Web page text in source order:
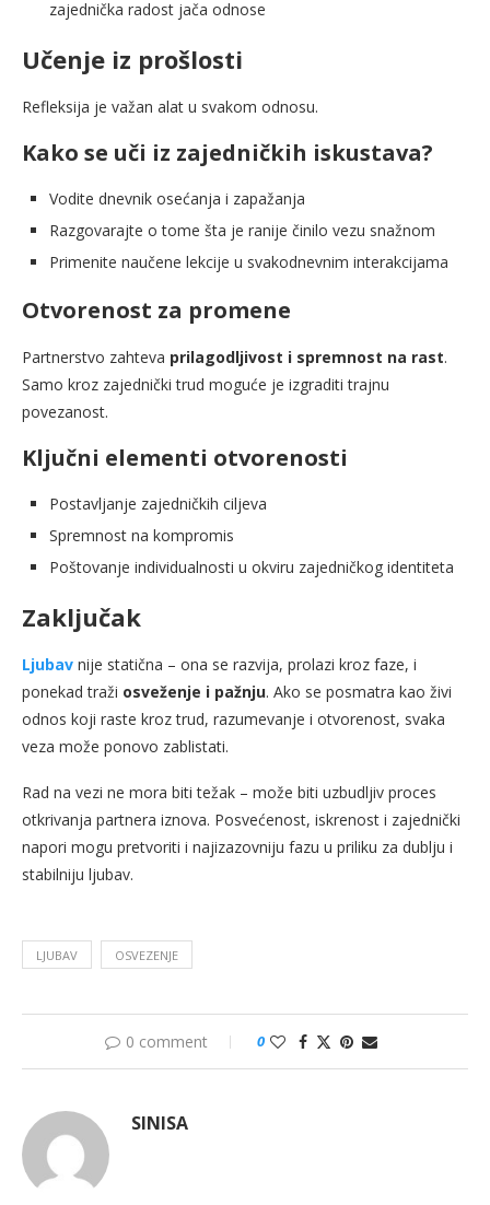
zajednička radost jača odnose
Učenje iz prošlosti
Refleksija je važan alat u svakom odnosu.
Kako se uči iz zajedničkih iskustava?
Vodite dnevnik osećanja i zapažanja
Razgovarajte o tome šta je ranije činilo vezu snažnom
Primenite naučene lekcije u svakodnevnim interakcijama
Otvorenost za promene
Partnerstvo zahteva prilagodljivost i spremnost na rast.
Samo kroz zajednički trud moguće je izgraditi trajnu
povezanost.
Ključni elementi otvorenosti
Postavljanje zajedničkih ciljeva
Spremnost na kompromis
Poštovanje individualnosti u okviru zajedničkog identiteta
Zaključak
Ljubav nije statična – ona se razvija, prolazi kroz faze, i
ponekad traži osveženje i pažnju. Ako se posmatra kao živi
odnos koji raste kroz trud, razumevanje i otvorenost, svaka
veza može ponovo zablistati.
Rad na vezi ne mora biti težak – može biti uzbudljiv proces
otkrivanja partnera iznova. Posvećenost, iskrenost i zajednički
napori mogu pretvoriti i najizazovniju fazu u priliku za dublju i
stabilniju ljubav.
LJUBAV OSVEZENJE
0 comment 0
SINISA